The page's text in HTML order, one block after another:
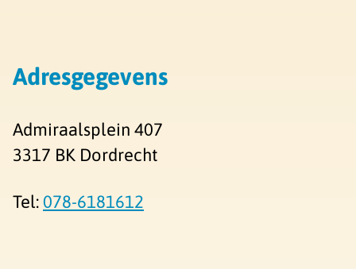
Adresgegevens
Admiraalsplein 407
3317 BK Dordrecht
Tel:078-6181612